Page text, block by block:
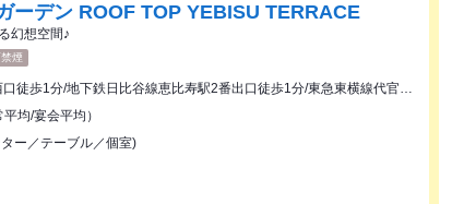
ーデン ROOF TOP YEBISU TERRACE
幻想空間♪
煙
JR恵比寿駅西口徒歩1分/地下鉄日比谷線恵比寿駅2番出口徒歩1分/東急東横線代官山駅徒歩9分
均/宴会平均）
ー／テーブル／個室)